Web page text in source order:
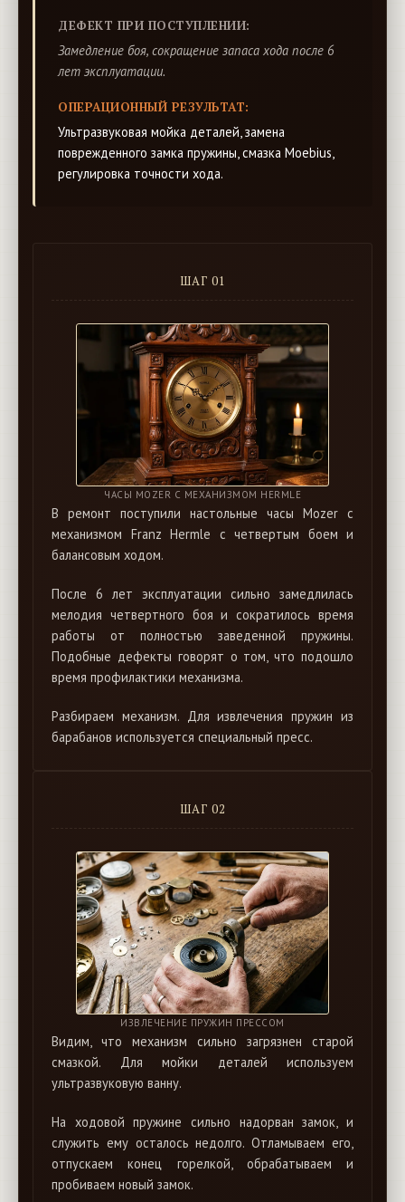
ДЕФЕКТ ПРИ ПОСТУПЛЕНИИ:
Замедление боя, сокращение запаса хода после 6
лет эксплуатации.
ОПЕРАЦИОННЫЙ РЕЗУЛЬТАТ:
Ультразвуковая мойка деталей, замена
поврежденного замка пружины, смазка Moebius,
регулировка точности хода.
ШАГ 01
ЧАСЫ MOZER С МЕХАНИЗМОМ HERMLE
В ремонт поступили настольные часы Mozer с
механизмом Franz Hermle с четвертым боем и
балансовым ходом.
После 6 лет эксплуатации сильно замедлилась
мелодия четвертного боя и сократилось время
работы от полностью заведенной пружины.
Подобные дефекты говорят о том, что подошло
время профилактики механизма.
Разбираем механизм. Для извлечения пружин из
барабанов используется специальный пресс.
ШАГ 02
ИЗВЛЕЧЕНИЕ ПРУЖИН ПРЕССОМ
Видим, что механизм сильно загрязнен старой
смазкой. Для мойки деталей используем
ультразвуковую ванну.
На ходовой пружине сильно надорван замок, и
служить ему осталось недолго. Отламываем его,
отпускаем конец горелкой, обрабатываем и
пробиваем новый замок.